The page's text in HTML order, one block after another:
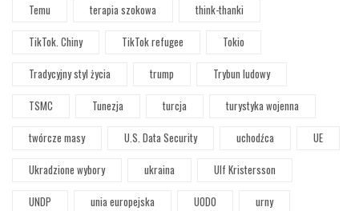
Temu
terapia szokowa
think-thanki
TikTok. Chiny
TikTok refugee
Tokio
Tradycyjny styl życia
trump
Trybun ludowy
TSMC
Tunezja turcja
turystyka wojenna
twórcze masy
U.S. Data Security uchodźca
UE
Ukradzione wybory
ukraina
Ulf Kristersson
UNDP
unia europejska UODO
urny